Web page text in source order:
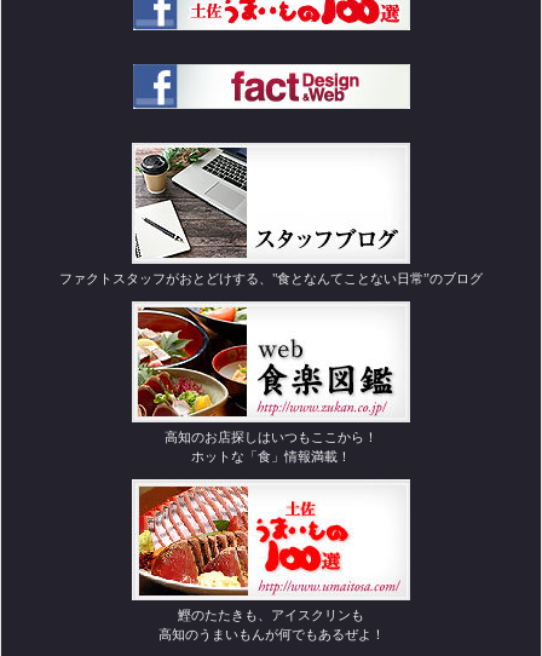
ファクトスタッフがおとどけする、"食となんてことない日常”のブログ
高知のお店探しはいつもここから！
ホットな「食」情報満載！
鰹のたたきも、アイスクリンも
高知のうまいもんが何でもあるぜよ！